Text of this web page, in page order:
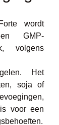
wordt
GMP-
volgens
Het
soja of
voor een